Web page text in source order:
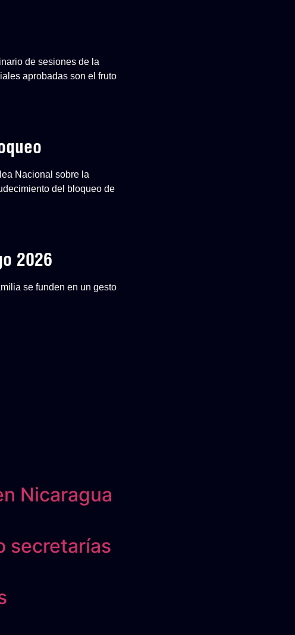
de sesiones de la
aprobadas son el fruto
Nacional sobre la
del bloqueo de
2026
se funden en un gesto
Nicaragua
secretarías